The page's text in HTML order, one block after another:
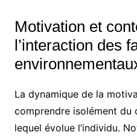
Motivation et
l’interaction des
La dynamique de la
comprendre isolément du
lequel évolue l’individu.